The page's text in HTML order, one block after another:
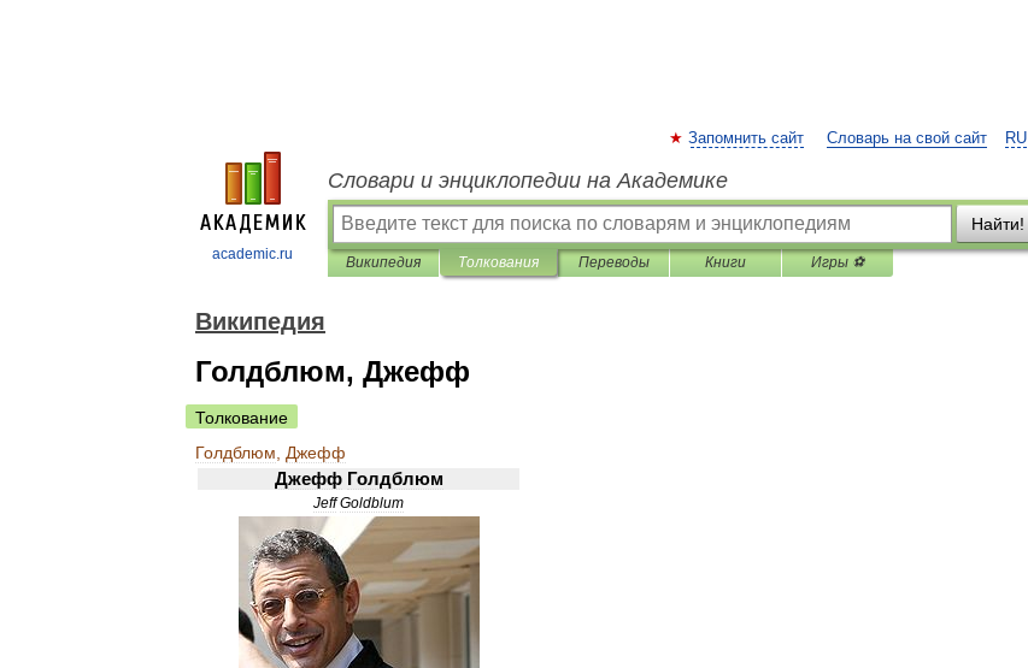
academic.ru
RU
Запомнить сайт Словарь на свой сайт
Словари и энциклопедии на Академике
Найти!
Википедия Толкования Переводы Книги Игры ⚽
Википедия
Голдблюм, Джефф
Толкование
Голдблюм
Джефф
Джефф Голдблюм
Jeff Goldblum